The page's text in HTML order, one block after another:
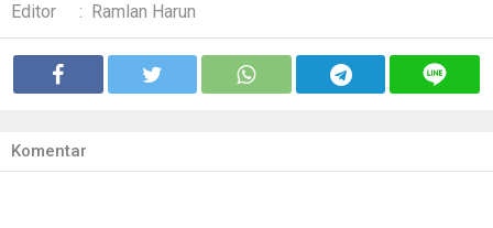
Editor
: Ramlan Harun
Komentar